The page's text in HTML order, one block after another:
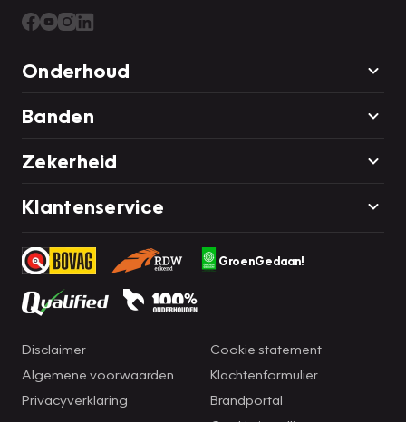
Onderhoud
Banden
Zekerheid
Klantenservice
GroenGedaan!
Disclaimer
Algemene voorwaarden
Privacyverklaring
Cookie statement
Klachtenformulier
Brandportal